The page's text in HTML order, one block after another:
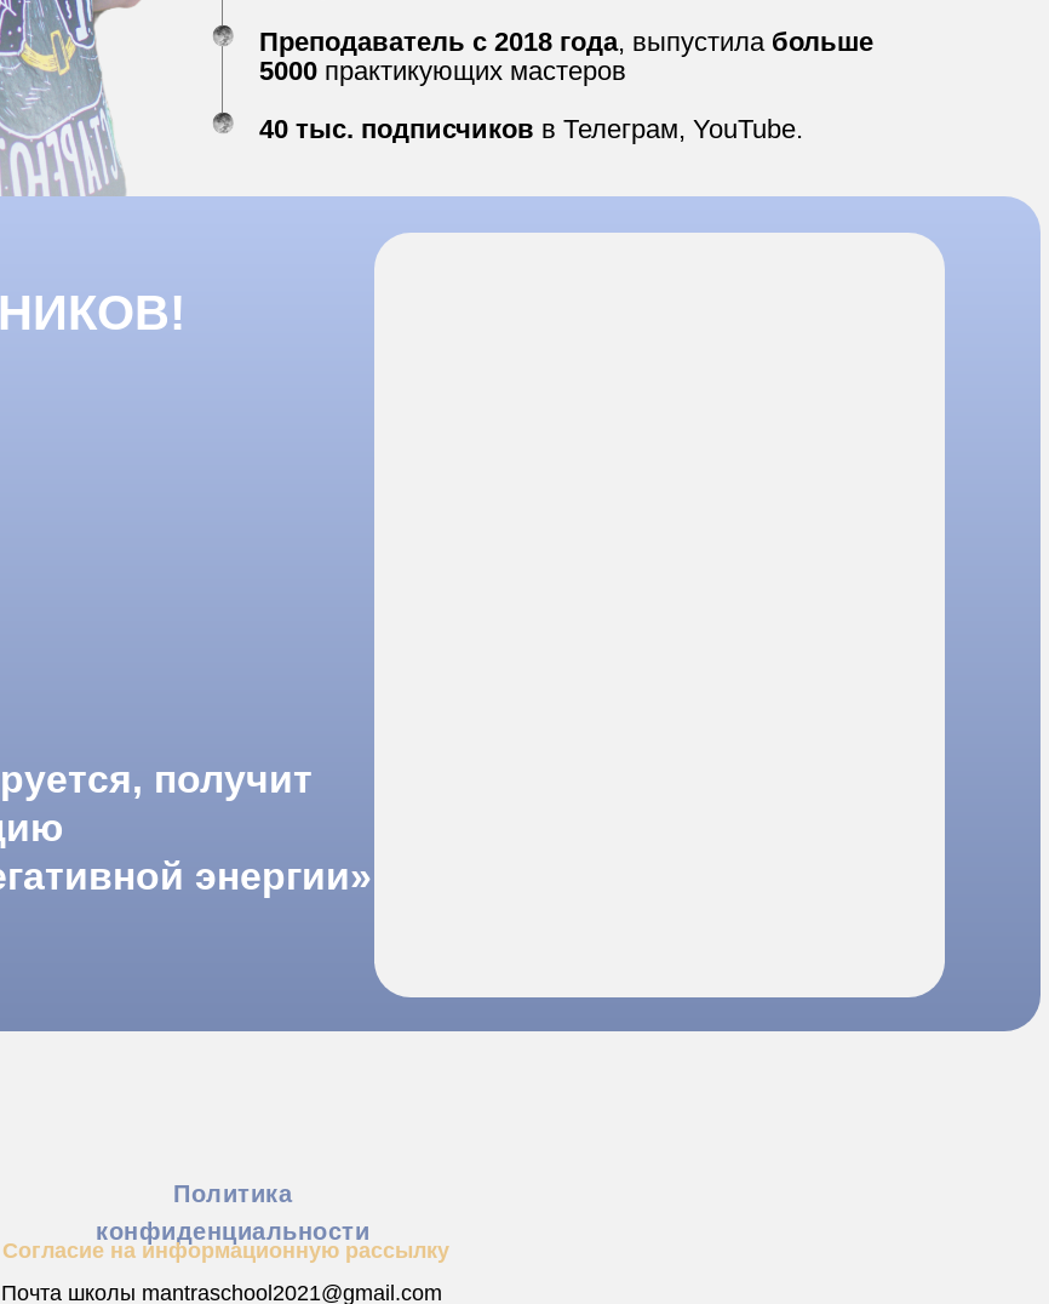
Преподаватель с 2018 года, выпустила больше
5000 практикующих мастеров
40 тыс. подписчиков в Телеграм, YouTube.
получит
энергии»
Политика
конфиденциальности
Согласие на информационную рассылку
Почта школы mantraschool2021@gmail.com